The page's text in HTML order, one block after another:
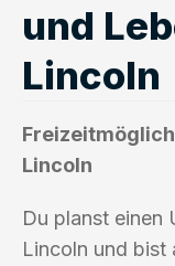
und
Lincoln
Lincoln
Du planst einen
Lincoln und bist